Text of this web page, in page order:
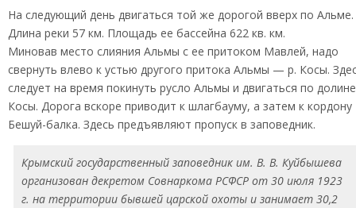
На следующий день двигаться той же дорогой вверх по Альме.
Длина реки 57 км. Площадь ее бассейна 622 кв. км.
Миновав место слияния Альмы с ее притоком Мавлей, надо
свернуть влево к устью другого притока Альмы — р. Косы.
следует на время покинуть русло Альмы и двигаться по долине
Косы. Дорога вскоре приводит к шлагбауму, а затем к кордону
Бешуй-балка. Здесь предъявляют пропуск в заповедник.
Крымский государственный заповедник им. В. В. Куйбышева
организован декретом Совнаркома РСФСР от 30 июля 1923
г. на территории бывшей царской охоты и занимает 30,2